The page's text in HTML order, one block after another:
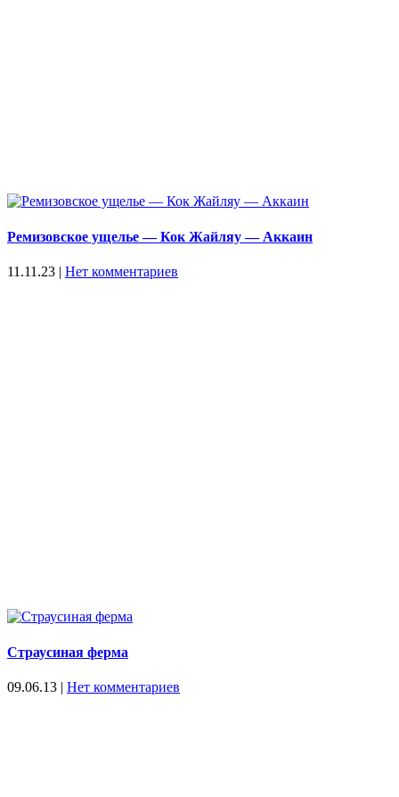
Ремизовское ущелье — Кок Жайляу — Аккаин
11.11.23 | Нет комментариев
Страусиная ферма
09.06.13 | Нет комментариев